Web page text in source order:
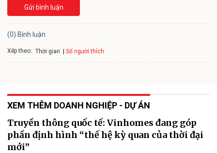
Gửi bình luận
(0) Bình luận
Xếp theo: Thời gian Số người thích
XEM THÊM DOANH NGHIỆP - DỰ ÁN
Truyền thông quốc tế: Vinhomes đang góp
phần định hình “thế hệ kỳ quan của thời đại
mới”